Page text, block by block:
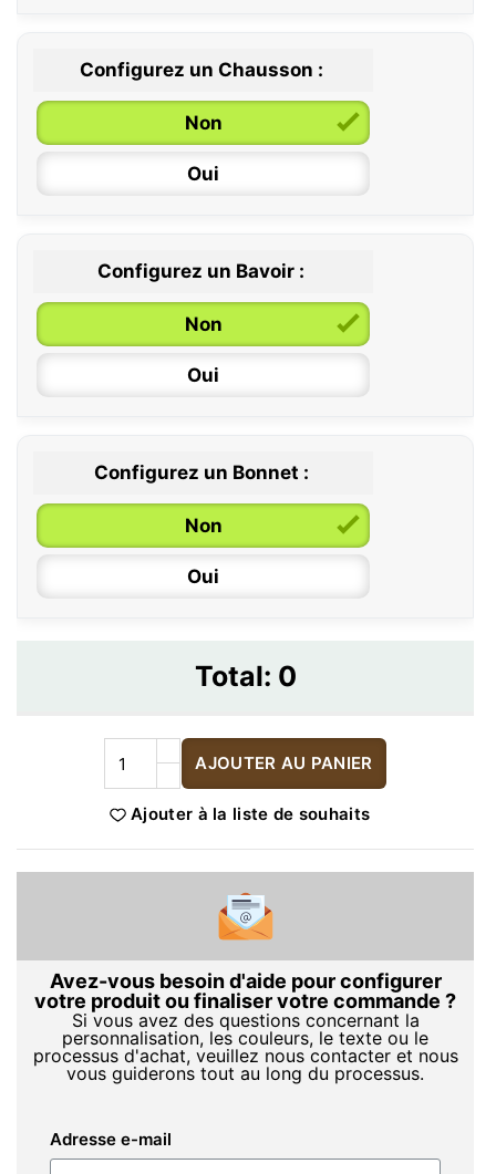
0 / 6 mois
6 / 12 mois
12 / 18 mois
Configurez un Chausson :
Non
Oui
Configurez un Bavoir :
Non
Oui
Configurez un Bonnet :
Non
Oui
Total: 0
AJOUTER AU PANIER
Ajouter à la liste de souhaits
Avez-vous besoin d'aide pour configurer
votre produit ou finaliser votre commande ?
Si vous avez des questions concernant la
personnalisation, les couleurs, le texte ou le
processus d'achat, veuillez nous contacter et nous
vous guiderons tout au long du processus.
Adresse e-mail